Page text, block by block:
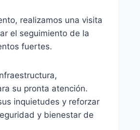
realizamos una visita
el seguimiento de la
fuertes.
su pronta atención.
inquietudes y reforzar
y bienestar de